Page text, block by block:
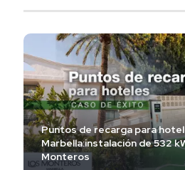
Puntos de recarga para
Marbella:instalación de 532
Monteros